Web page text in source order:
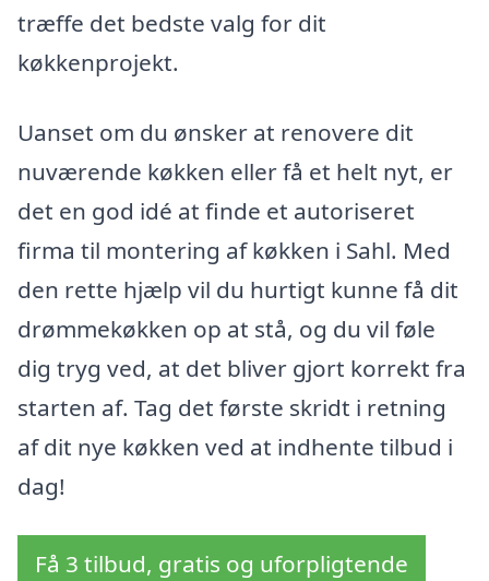
træffe det bedste valg for dit
køkkenprojekt.
Uanset om du ønsker at renovere dit
nuværende køkken eller få et helt nyt, er
det en god idé at finde et autoriseret
firma til montering af køkken i Sahl. Med
den rette hjælp vil du hurtigt kunne få dit
drømmekøkken op at stå, og du vil føle
dig tryg ved, at det bliver gjort korrekt fra
starten af. Tag det første skridt i retning
af dit nye køkken ved at indhente tilbud i
dag!
Få 3 tilbud, gratis og uforpligtende